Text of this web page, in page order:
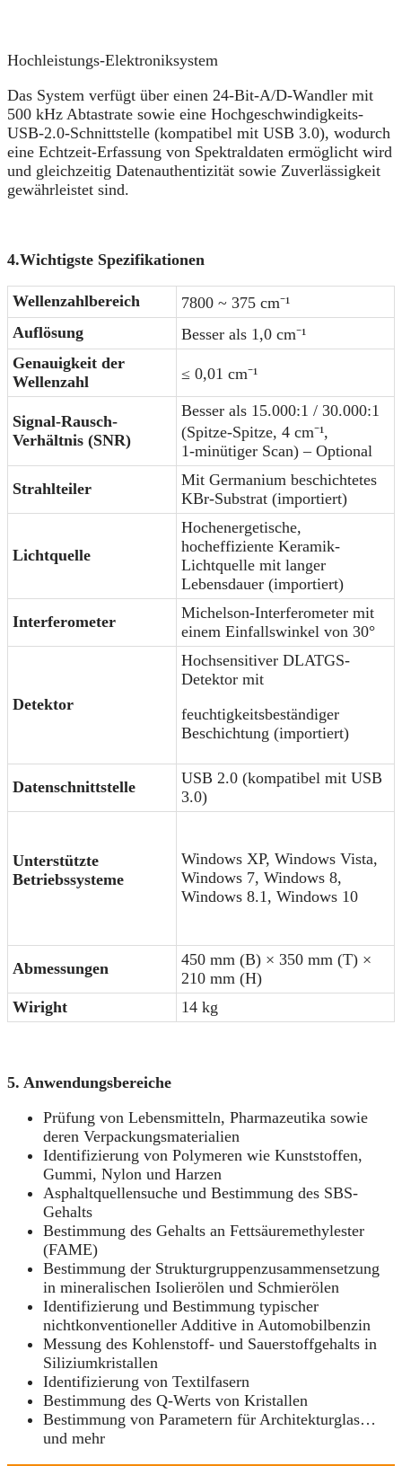
Hochleistungs-Elektroniksystem
Das System verfügt über einen 24-Bit-A/D-Wandler mit
500 kHz Abtastrate sowie eine Hochgeschwindigkeits-
USB-2.0-Schnittstelle (kompatibel mit USB 3.0), wodurch
eine Echtzeit-Erfassung von Spektraldaten ermöglicht wird
und gleichzeitig Datenauthentizität sowie Zuverlässigkeit
gewährleistet sind.
4.Wichtigste Spezifikationen
Wellenzahlbereich
7800 ~ 375 cm⁻¹
Auflösung
Besser als 1,0 cm⁻¹
Genauigkeit der
Wellenzahl
≤ 0,01 cm⁻¹
Signal-Rausch-
Verhältnis (SNR)
Besser als 15.000:1 / 30.000:1
(Spitze-Spitze, 4 cm⁻¹,
1‑minütiger Scan) – Optional
Strahlteiler
Mit Germanium beschichtetes
KBr-Substrat (importiert)
Lichtquelle
Hochenergetische,
hocheffiziente Keramik-
Lichtquelle mit langer
Lebensdauer (importiert)
Interferometer
Michelson-Interferometer mit
einem Einfallswinkel von 30°
Detektor
Hochsensitiver DLATGS-
Detektor mit
feuchtigkeitsbeständiger
Beschichtung (importiert)
Datenschnittstelle
USB 2.0 (kompatibel mit USB
3.0)
Unterstützte
Betriebssysteme
Windows XP, Windows Vista,
Windows 7, Windows 8,
Windows 8.1, Windows 10
Abmessungen
450 mm (B) × 350 mm (T) ×
210 mm (H)
Wiright 14 kg
5. Anwendungsbereiche
Prüfung von Lebensmitteln, Pharmazeutika sowie
deren Verpackungsmaterialien
Identifizierung von Polymeren wie Kunststoffen,
Gummi, Nylon und Harzen
Asphaltquellensuche und Bestimmung des SBS-
Gehalts
Bestimmung des Gehalts an Fettsäuremethylester
(FAME)
Bestimmung der Strukturgruppenzusammensetzung
in mineralischen Isolierölen und Schmierölen
Identifizierung und Bestimmung typischer
nichtkonventioneller Additive in Automobilbenzin
Messung des Kohlenstoff- und Sauerstoffgehalts in
Siliziumkristallen
Identifizierung von Textilfasern
Bestimmung des Q-Werts von Kristallen
Bestimmung von Parametern für Architekturglas…
und mehr